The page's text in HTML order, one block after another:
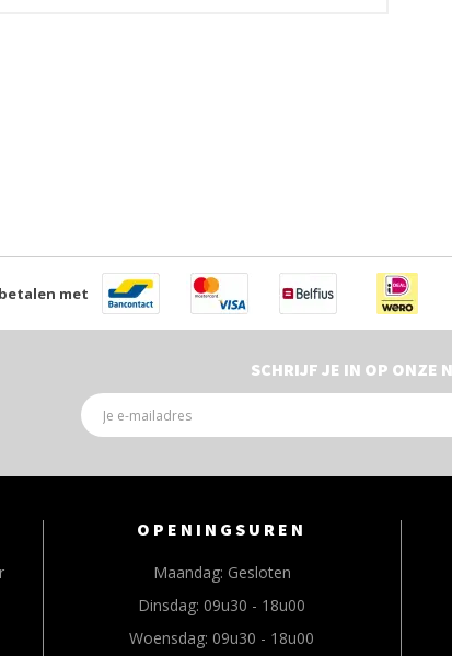
met
SCHRIJF JE IN OP ONZE
OPENINGSUREN
Maandag: Gesloten
Dinsdag: 09u30 - 18u00
Woensdag: 09u30 - 18u00